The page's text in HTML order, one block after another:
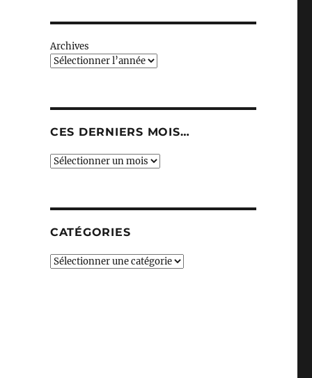
Archives
CES DERNIERS MOIS…
Ces
CATÉGORIES
Catégories